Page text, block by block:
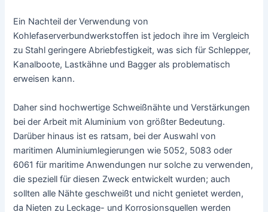
Ein Nachteil der Verwendung von
Kohlefaserverbundwerkstoffen ist jedoch ihre im Vergleich
zu Stahl geringere Abriebfestigkeit, was sich für Schlepper,
Kanalboote, Lastkähne und Bagger als problematisch
erweisen kann.
Daher sind hochwertige Schweißnähte und Verstärkungen
bei der Arbeit mit Aluminium von größter Bedeutung.
Darüber hinaus ist es ratsam, bei der Auswahl von
maritimen Aluminiumlegierungen wie 5052, 5083 oder
6061 für maritime Anwendungen nur solche zu verwenden,
die speziell für diesen Zweck entwickelt wurden; auch
sollten alle Nähte geschweißt und nicht genietet werden,
da Nieten zu Leckage- und Korrosionsquellen werden